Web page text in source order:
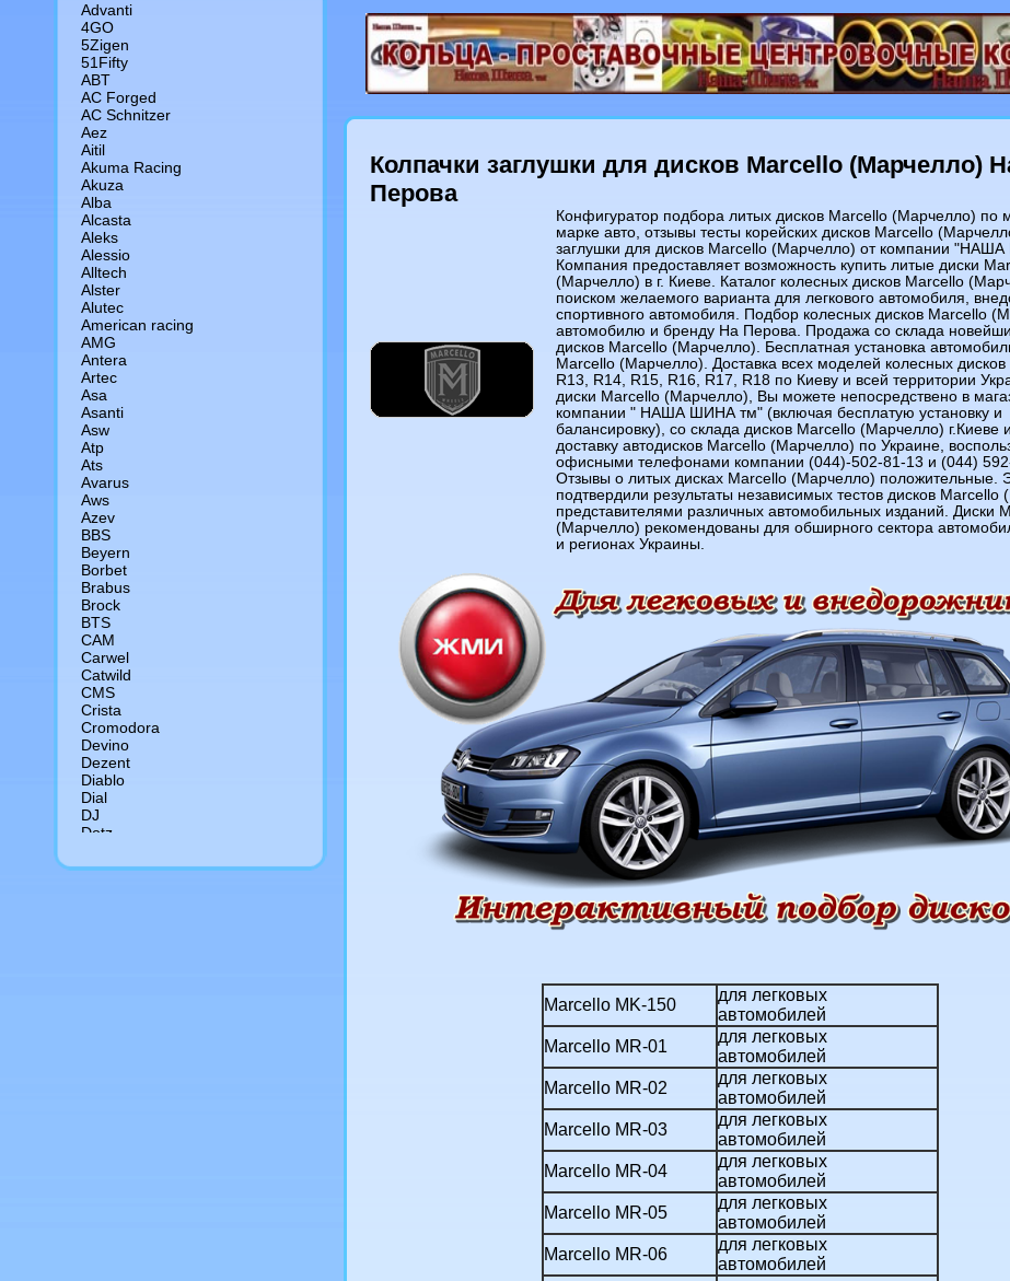
Advanti
4GO
5Zigen
51Fifty
ABT
AC Forged
AC Schnitzer
Aez
Aitil
Akuma Racing
Akuza
Alba
Alcasta
Aleks
Alessio
Alltech
Alster
Alutec
American racing
AMG
Antera
Artec
Asa
Asanti
Asw
Atp
Ats
Avarus
Aws
Azev
BBS
Beyern
Borbet
Brabus
Brock
BTS
CAM
Сarwel
Catwild
CMS
Crista
Cromodora
Devino
Dezent
Diablo
Dial
DJ
Dotz
Dropstar
Колпачки заглушки для дисков Marcello (Марчелло)
Перова
Конфигуратор подбора литых дисков Marcello (Марчелло) по
марке авто, отзывы тесты корейских дисков Marcello
заглушки для дисков Marcello (Марчелло) от компании
Компания предоставляет возможность купить литые диски
(Марчелло) в г. Киеве. Каталог колесных дисков Marcello
поиском желаемого варианта для легкового автомобиля,
спортивного автомобиля. Подбор колесных дисков Marcello
автомобилю и бренду На Перова. Продажа со склада
дисков Marcello (Марчелло). Бесплатная установка
Marcello (Марчелло). Доставка всех моделей колесных дисков
R13, R14, R15, R16, R17, R18 по Киеву и всей территории
диски Marcello (Марчелло), Вы можете непосредствено в
компании " НАША ШИНА тм" (включая бесплатую установку и
балансировку), со склада дисков Marcello (Марчелло) г.Киеве
доставку автодисков Marcello (Марчелло) по Украине,
офисными телефонами компании (044)-502-81-13 и (044)
Отзывы о литых дисках Marcello (Марчелло) положительные.
подтвердили результаты независимых тестов дисков Marcello
представителями различных автомобильных изданий. Диски
(Марчелло) рекомендованы для обширного сектора
и регионах Украины.
Marcello MK-150
для легковых
автомобилей
Marcello MR-01
для легковых
автомобилей
Marcello MR-02
для легковых
автомобилей
Marcello MR-03
для легковых
автомобилей
Marcello MR-04
для легковых
автомобилей
Marcello MR-05
для легковых
автомобилей
Marcello MR-06
для легковых
автомобилей